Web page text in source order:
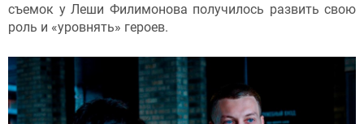
съемок у Леши Филимонова получилось развить свою
роль и «уровнять» героев.